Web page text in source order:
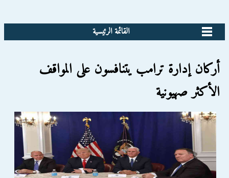
القائمة الرئيسية
أركان إدارة ترامب يتنافسون على المواقف
الأكثر صهيونية